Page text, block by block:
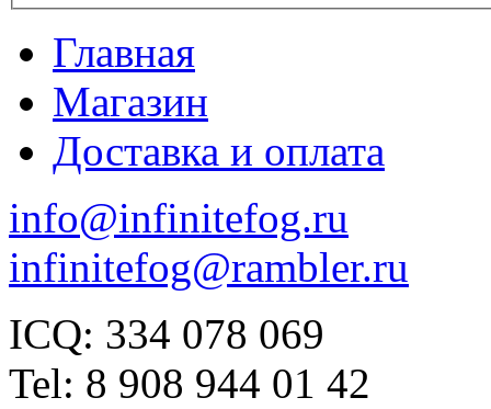
Главная
Магазин
Доставка и оплата
info@infinitefog.ru
infinitefog@rambler.ru
ICQ: 334 078 069
Tel: 8 908 944 01 42